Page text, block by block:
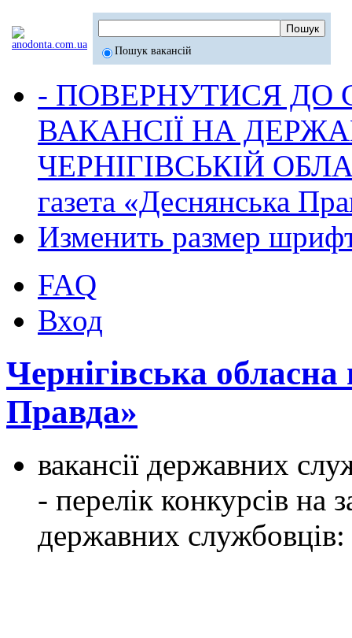
Пошук вакансій
- ПОВЕРНУТИСЯ ДО
ВАКАНСІЇ НА
ЧЕРНІГІВСЬКІЙ
газета «Деснянська
Изменить размер
FAQ
Вход
Чернігівська
Правда»
вакансії державних
- перелік конкурсів на
державних службовців: